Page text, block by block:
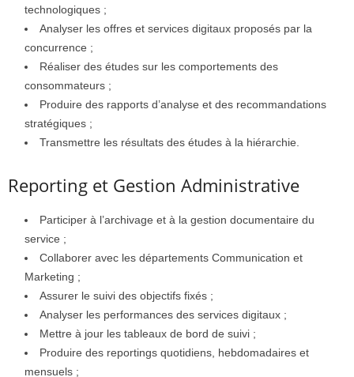
technologiques ;
Analyser les offres et services digitaux proposés par la
concurrence ;
Réaliser des études sur les comportements des
consommateurs ;
Produire des rapports d’analyse et des recommandations
stratégiques ;
Transmettre les résultats des études à la hiérarchie.
Reporting et Gestion Administrative
Participer à l’archivage et à la gestion documentaire du
service ;
Collaborer avec les départements Communication et
Marketing ;
Assurer le suivi des objectifs fixés ;
Analyser les performances des services digitaux ;
Mettre à jour les tableaux de bord de suivi ;
Produire des reportings quotidiens, hebdomadaires et
mensuels ;